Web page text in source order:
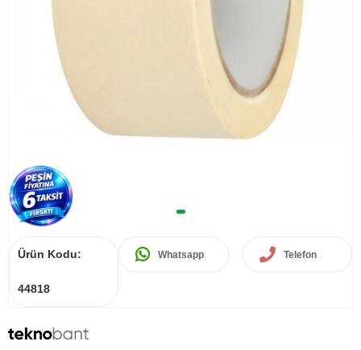
Ürün Kodu:
44818
Whatsapp Telefon